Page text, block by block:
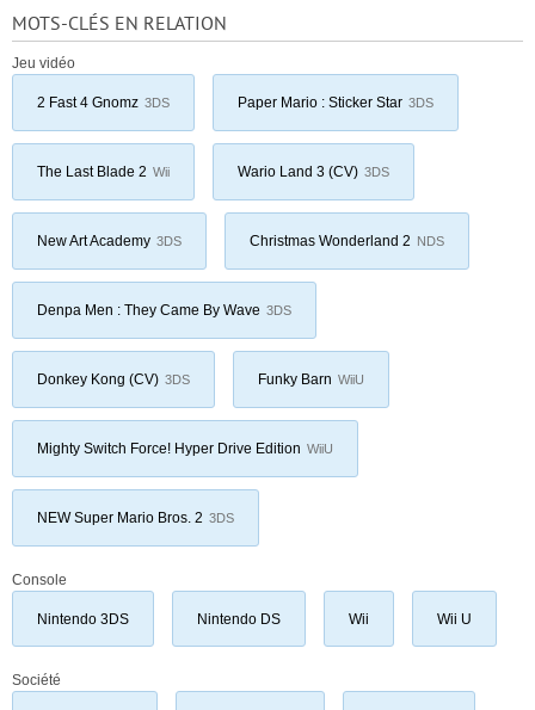
MOTS-CLÉS EN RELATION
Jeu vidéo
2 Fast 4 Gnomz 3DS Paper Mario : Sticker Star 3DS
The Last Blade 2 Wii Wario Land 3 (CV) 3DS
New Art Academy 3DS Christmas Wonderland 2 NDS
Denpa Men : They Came By Wave 3DS
Donkey Kong (CV) 3DS Funky Barn WiiU
Mighty Switch Force! Hyper Drive Edition WiiU
NEW Super Mario Bros. 2 3DS
Console
Nintendo 3DS Nintendo DS Wii Wii U
Société